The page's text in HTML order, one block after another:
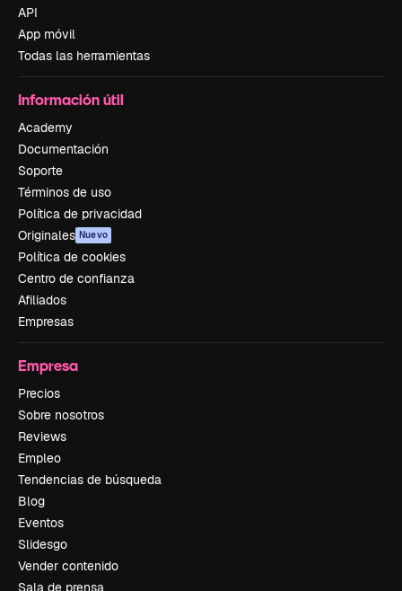
API
App móvil
Todas las herramientas
Información útil
Academy
Documentación
Soporte
Términos de uso
Política de privacidad
Originales Nuevo
Política de cookies
Centro de confianza
Afiliados
Empresas
Empresa
Precios
Sobre nosotros
Reviews
Empleo
Tendencias de búsqueda
Blog
Eventos
Slidesgo
Vender contenido
Sala de prensa